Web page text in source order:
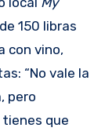
150 libras
con vino,
“No vale la
pero
que